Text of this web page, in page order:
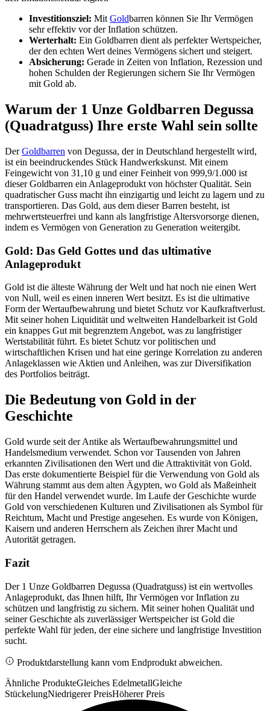
Investitionsziel: Mit Goldbarren können Sie Ihr Vermögen
sehr effektiv vor der Inflation schützen.
Werterhalt: Ein Goldbarren dient als perfekter Wertspeicher,
der den echten Wert deines Vermögens sichert und steigert.
Absicherung: Gerade in Zeiten von Inflation, Rezession und
hohen Schulden der Regierungen sichern Sie Ihr Vermögen
mit Gold ab.
Warum der 1 Unze Goldbarren Degussa
(Quadratguss) Ihre erste Wahl sein sollte
DerGoldbarren von Degussa, der in Deutschland hergestellt wird,
ist ein beeindruckendes Stück Handwerkskunst. Mit einem
Feingewicht von 31,10 g und einer Feinheit von 999,9/1.000 ist
dieser Goldbarren ein Anlageprodukt von höchster Qualität. Sein
quadratischer Guss macht ihn einzigartig und leicht zu lagern und zu
transportieren. Das Gold, aus dem dieser Barren besteht, ist
mehrwertsteuerfrei und kann als langfristige Altersvorsorge dienen,
indem es Vermögen von Generation zu Generation weitergibt.
Gold: Das Geld Gottes und das ultimative
Anlageprodukt
Gold ist die älteste Währung der Welt und hat noch nie einen Wert
von Null, weil es einen inneren Wert besitzt. Es ist die ultimative
Form der Wertaufbewahrung und bietet Schutz vor Kaufkraftverlust.
Mit seiner hohen Liquidität und weltweiten Handelbarkeit ist Gold
ein knappes Gut mit begrenztem Angebot, was zu langfristiger
Wertstabilität führt. Es bietet Schutz vor politischen und
wirtschaftlichen Krisen und hat eine geringe Korrelation zu anderen
Anlageklassen wie Aktien und Anleihen, was zur Diversifikation
des Portfolios beiträgt.
Die Bedeutung von Gold in der
Geschichte
Gold wurde seit der Antike als Wertaufbewahrungsmittel und
Handelsmedium verwendet. Schon vor Tausenden von Jahren
erkannten Zivilisationen den Wert und die Attraktivität von Gold.
Das erste dokumentierte Beispiel für die Verwendung von Gold als
Währung stammt aus dem alten Ägypten, wo Gold als Maßeinheit
für den Handel verwendet wurde. Im Laufe der Geschichte wurde
Gold von verschiedenen Kulturen und Zivilisationen als Symbol für
Reichtum, Macht und Prestige angesehen. Es wurde von Königen,
Kaisern und anderen Herrschern als Zeichen ihrer Macht und
Autorität getragen.
Fazit
Der 1 Unze Goldbarren Degussa (Quadratguss) ist ein wertvolles
Anlageprodukt, das Ihnen hilft, Ihr Vermögen vor Inflation zu
schützen und langfristig zu sichern. Mit seiner hohen Qualität und
seiner Geschichte als zuverlässiger Wertspeicher ist Gold die
perfekte Wahl für jeden, der eine sichere und langfristige Investition
sucht.
Produktdarstellung kann vom Endprodukt abweichen.
Ähnliche ProdukteGleiches EdelmetallGleiche
StückelungNiedrigerer PreisHöherer Preis